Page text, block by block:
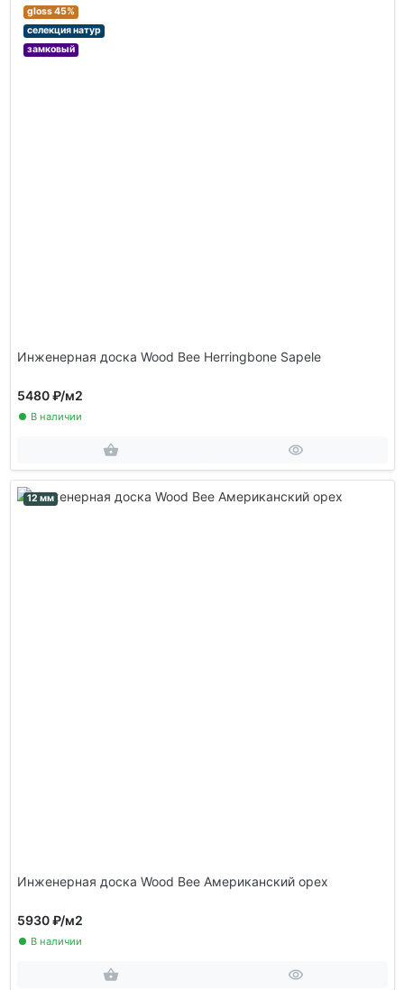
gloss 45%
селекция натур
замковый
Инженерная доска Wood Bee Herringbone Sapele
5480 ₽/м2
В наличии
12 мм
Инженерная доска Wood Bee Американский орех
5930 ₽/м2
В наличии